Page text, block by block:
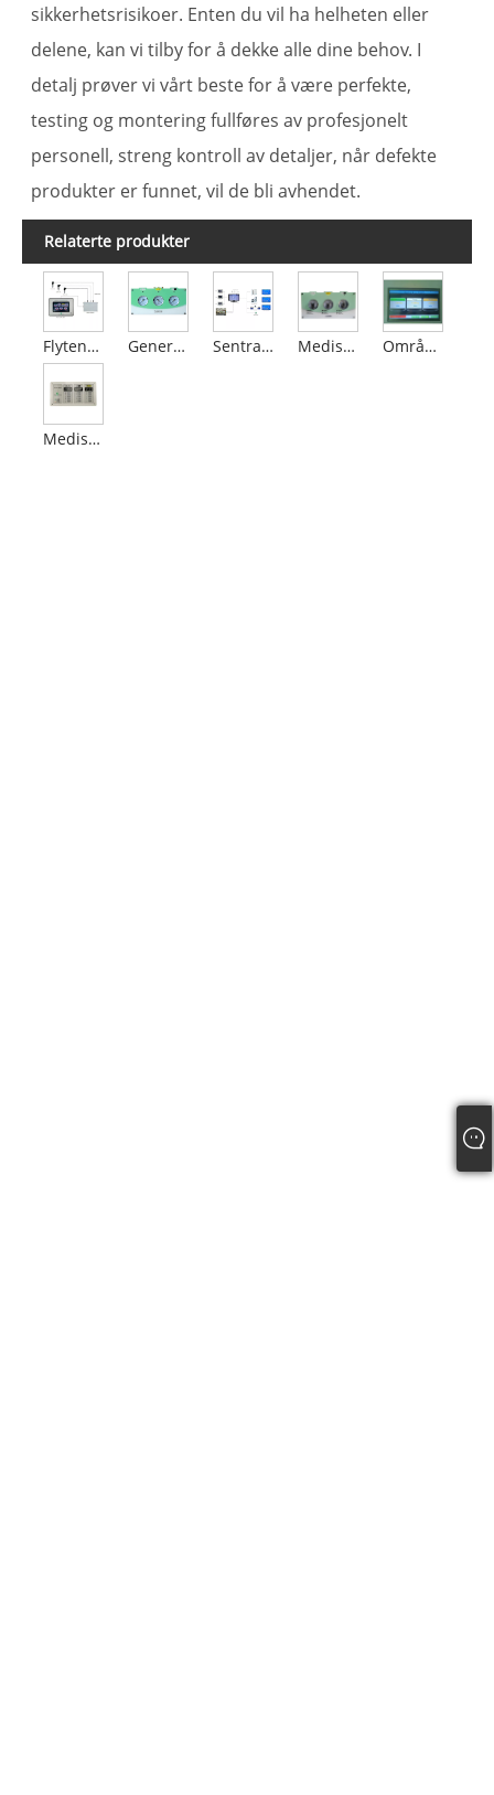
sikkerhetsrisikoer. Enten du vil ha helheten eller
delene, kan vi tilby for å dekke alle dine behov. I
detalj prøver vi vårt beste for å være perfekte,
testing og montering fullføres av profesjonelt
personell, streng kontroll av detaljer, når defekte
produkter er funnet, vil de bli avhendet.
Relaterte produkter
Flytende krystallgassalarm Generell instrumentgassalarm Sentralisert overvåking Medisinsk gassområdealarm Områdeventilalarm med digitalt display
Medisinsk gassalarm